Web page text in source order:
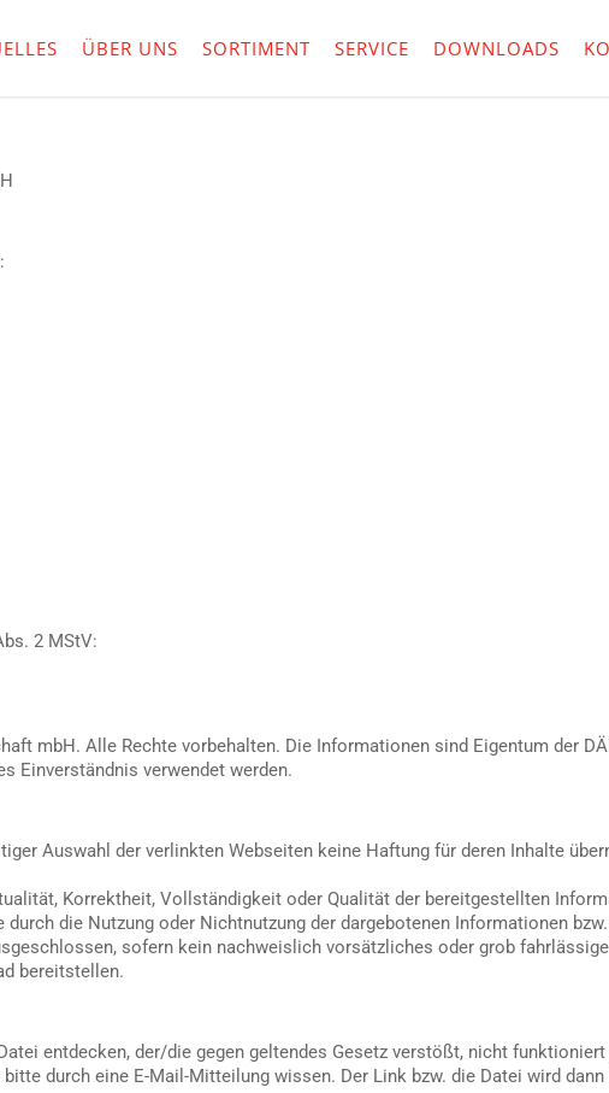
ÜBER UNS SORTIMENT SERVICE DOWNLOADS
2 MStV:
mbH. Alle Rechte vorbehalten. Die Informationen sind Eigentum der
Einverständnis verwendet werden.
Auswahl der verlinkten Webseiten keine Haftung für deren Inhalte
Korrektheit, Vollständigkeit oder Qualität der bereitgestellten
die Nutzung oder Nichtnutzung der dargebotenen Informationen
sofern kein nachweislich vorsätzliches oder grob
bereitstellen.
entdecken, der/die gegen geltendes Gesetz verstößt, nicht
durch eine E-Mail-Mitteilung wissen. Der Link bzw. die Datei wird